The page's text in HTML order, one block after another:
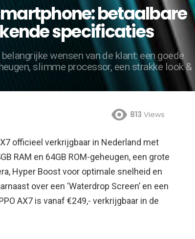
betaalbare
specificaties
wensen van de klant: een goede
slimme processor, een strakke look &
813 Views
officieel verkrijgbaar in Nederland met
RAM en 64GB ROM-geheugen, een grote
Hyper Boost voor optimale snelheid en
over een ‘Waterdrop Screen’ en een
AX7 is vanaf €249,- verkrijgbaar in de